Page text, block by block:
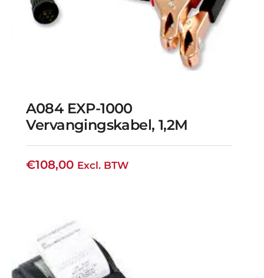
A084 EXP-1000
Vervangingskabel, 1,2M
€108,00 Excl. BTW